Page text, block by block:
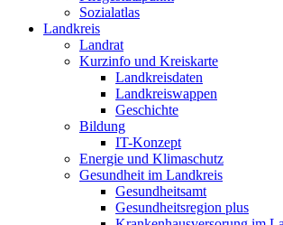
Sozialatlas
Landkreis
Landrat
Kurzinfo und Kreiskarte
Landkreisdaten
Landkreiswappen
Geschichte
Bildung
IT-Konzept
Energie und Klimaschutz
Gesundheit im Landkreis
Gesundheitsamt
Gesundheitsregion plus